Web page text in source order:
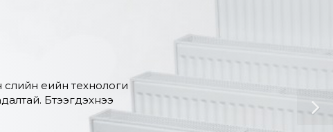
үеийн технологи
Бүтээгдэхүүнээ